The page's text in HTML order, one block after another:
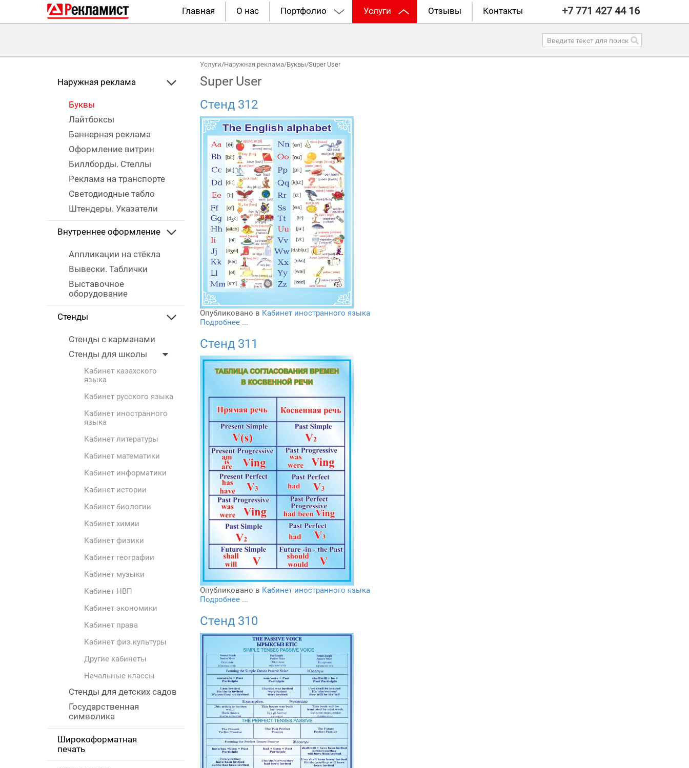
Главная О нас Портфолио Услуги Отзывы Контакты +7 771 427 44 16
Наружная реклама
Буквы
Лайтбоксы
Баннерная реклама
Оформление витрин
Биллборды. Стеллы
Реклама на транспорте
Светодиодные табло
Штендеры. Указатели
Внутреннее оформление
Аппликации на стёкла
Вывески. Таблички
Выставочное
оборудование
Стенды
Стенды с карманами
Стенды для школы
Кабинет казахского
языка
Кабинет русского языка
Кабинет иностранного
языка
Кабинет литературы
Кабинет математики
Кабинет информатики
Кабинет истории
Кабинет биологии
Кабинет химии
Кабинет физики
Кабинет географии
Кабинет музыки
Кабинет НВП
Кабинет экономики
Кабинет права
Кабинет физ.культуры
Другие кабинеты
Начальные классы
Стенды для детских садов
Государственная
символика
Широкоформатная
печать
Услуги/Наружная реклама/Буквы/Super User
Super User
Стенд 312
Опубликовано в Кабинет иностранного языка
Подробнее ...
Стенд 311
Опубликовано в Кабинет иностранного языка
Подробнее ...
Стенд 310